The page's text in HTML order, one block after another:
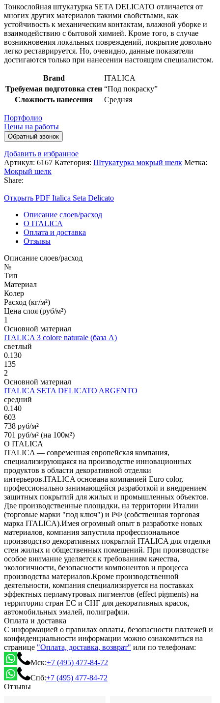
Тонкослойная штукатурка SETA DELICATO отличается от
многих других материалов такими свойствами, как
устойчивость к механическим контактам, влажной уборке и
взаимодействию с бытовой химией. Кроме того, в случае
возникновения локальных повреждений, покрытие довольно
легко реставрируется. Но, очевидно, данные показатели
достигаются только при нанесении настоящим специалистом.
Brand
ITALICA
Требуемая подготовка стен “Под покраску”
Сложность нанесения
Средняя
Портфолио
Цены на работы
Обратный звонок
Добавить в избранное
Артикул: 6167 Категория: Штукатурка мокрый шелк Метка:
Мокрый шелк
Share:
Открыть PDF Italica Seta Delicato
Описание слоев/расход
О ITALICA
Оплата и доставка
Отзывы
Описание слоев/расход
№
Тип
Материал
Колер
Расход (кг/м²)
Цена слоя (руб/м²)
1
Основной материал
ITALICA 3 colore naturale (база А)
светлый
0.130
135
2
Основной материал
ITALICA SETA DELICATO ARGENTO
средний
0.140
603
738 руб/м²
701 руб/м² (на 100м²)
О ITALICA
ITALICA — современная европейская компания,
специализирующаяся на производстве инновационных
продуктов в области декоративной отделки
интерьеров.ITALICA основана компанией Euro color,
профессионально занимающейся разработкой и внедрением
защитных покрытий для жилых и промышленных объектов.
Две производственные площадки, на территории Италии
(торговые марки "под ключ") и РФ (собственная торговая
марка ITALICA).Имея огромный опыт в разработке новых
материалов, компания запустила профессиональное
производство декоративных покрытий ITALICA для отделки
стен жилых и общественных помещений. При производстве
особое внимание уделяется к требованиям качества,
экологичности, безопасности компонентов и процесса
производства материалов.Кроме производственной
деятельности, компания специализируется на поставках
эффектных перламутровых пигментов (effect pigments) на
территории стран ЕС и СНГ для декоративных красок,
автомобильных эмалей, полиграфии.
Оплата и доставка
С информацией о правилах оплаты, безопасности платежей и
конфиденциальности информации можно ознакомиться на
странице "Оплата, доставка, возврат" или по телефонам:
Мск:+7 (495) 477-84-72
Спб:+7 (495) 477-84-72
Отзывы